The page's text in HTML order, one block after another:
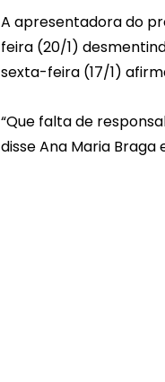
A apresentadora do
feira (20/1)
sexta-feira (17/1)
“Que falta de
disse Ana Maria